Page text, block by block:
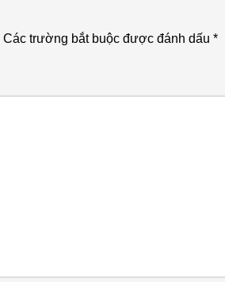
Các trường bắt buộc được đánh dấu *